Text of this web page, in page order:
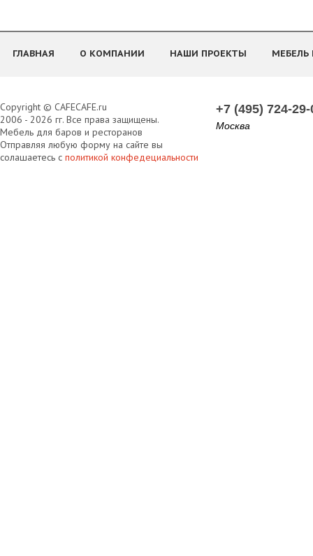
ГЛАВНАЯ О КОМПАНИИ НАШИ ПРОЕКТЫ
Copyright © CAFECAFE.ru
2006 - 2026 гг. Все права защищены.
Мебель для баров и ресторанов
Отправляя любую форму на сайте вы
солашаетесь с политикой конфедециальности
+7 (495) 724-29-
Москва